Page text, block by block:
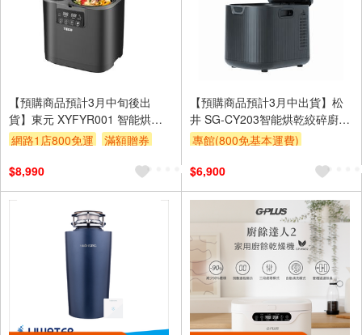
【預購商品預計3月中旬後出
貨】東元 XYFYR001 智能烘乾
攪碎廚餘機
網路1店800免運
滿額贈券
$8,990
【預購商品預計3月中出貨】松
井 SG-CY203智能烘乾絞碎廚餘
機
專館(800免基本運費)
$6,900